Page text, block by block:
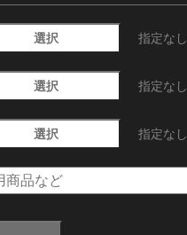
選択 指定なし
選択 指定なし
選択 指定なし